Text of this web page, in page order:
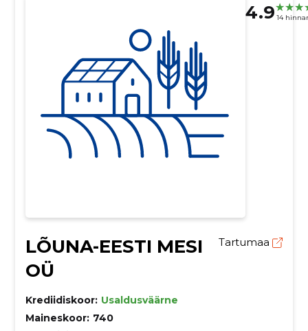
4.9 14
LÕUNA-EESTI MESI
OÜ
Tartumaa
Krediidiskoor: Usaldusväärne
Maineskoor: 740